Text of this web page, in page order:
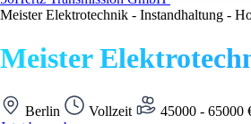
Meister Elektrotechnik - Instandhaltung -
Meister
Berlin Vollzeit 45000 - 65000